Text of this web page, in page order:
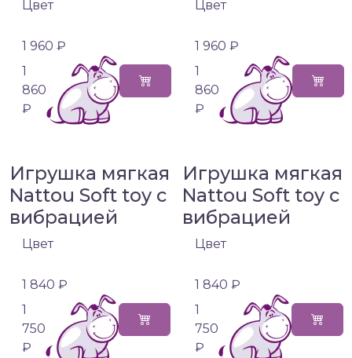
Цвет
1 960 ₽
1
860
₽
Цвет
1 960 ₽
1
860
₽
Игрушка мягкая
Nattou Soft toy с
вибрацией
Цвет
1 840 ₽
1
750
₽
Игрушка мягкая
Nattou Soft toy с
вибрацией
Цвет
1 840 ₽
1
750
₽